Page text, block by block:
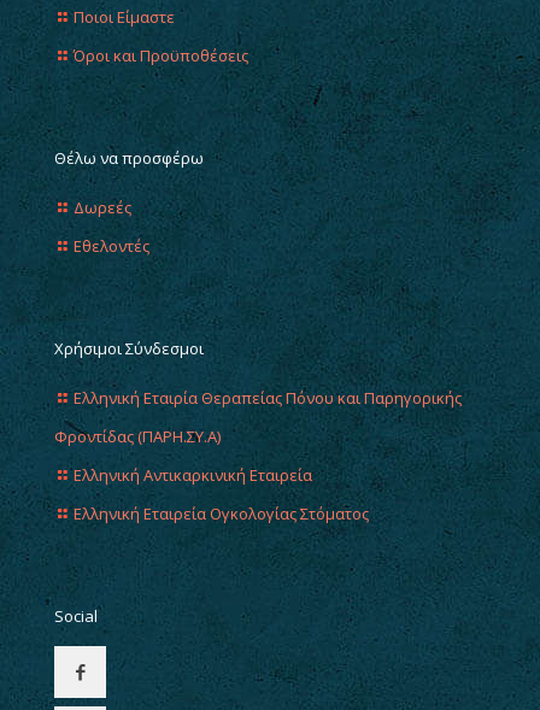
Ποιοι Είμαστε
Όροι και Προϋποθέσεις
Θέλω να προσφέρω
Δωρεές
Εθελοντές
Χρήσιμοι Σύνδεσμοι
Ελληνική Εταιρία Θεραπείας Πόνου και Παρηγορικής
Φροντίδας (ΠΑΡΗ.ΣΥ.Α)
Ελληνική Αντικαρκινική Εταιρεία
Ελληνική Εταιρεία Ογκολογίας Στόματος
Social